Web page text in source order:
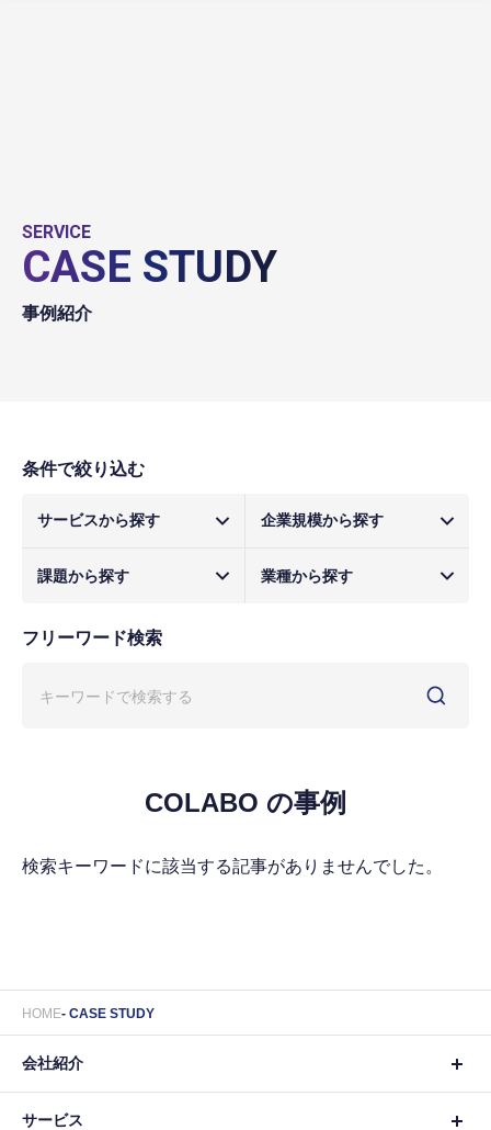
SERVICE
CASE STUDY
事例紹介
条件で絞り込む
サービスから探す 企業規模から探す
課題から探す 業種から探す
フリーワード検索
COLABO の事例
検索キーワードに該当する記事がありませんでした。
HOME CASE STUDY
会社紹介
サービス